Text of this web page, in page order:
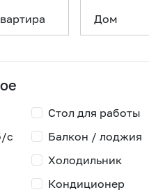
Дом
с
Стол для работы
Балкон / лоджия
Холодильник
Кондиционер